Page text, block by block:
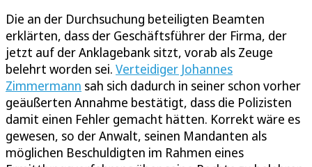
Die an der Durchsuchung beteiligten Beamten
erklärten, dass der Geschäftsführer der Firma, der
jetzt auf der Anklagebank sitzt, vorab als Zeuge
belehrt worden sei. Verteidiger Johannes
Zimmermann sah sich dadurch in seiner schon vorher
geäußerten Annahme bestätigt, dass die Polizisten
damit einen Fehler gemacht hätten. Korrekt wäre es
gewesen, so der Anwalt, seinen Mandanten als
möglichen Beschuldigten im Rahmen eines